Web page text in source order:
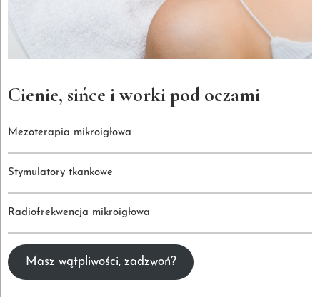
Cienie, sińce i worki pod oczami
Mezoterapia mikroigłowa
Stymulatory tkankowe
Radiofrekwencja mikroigłowa
Masz wątpliwości, zadzwoń?